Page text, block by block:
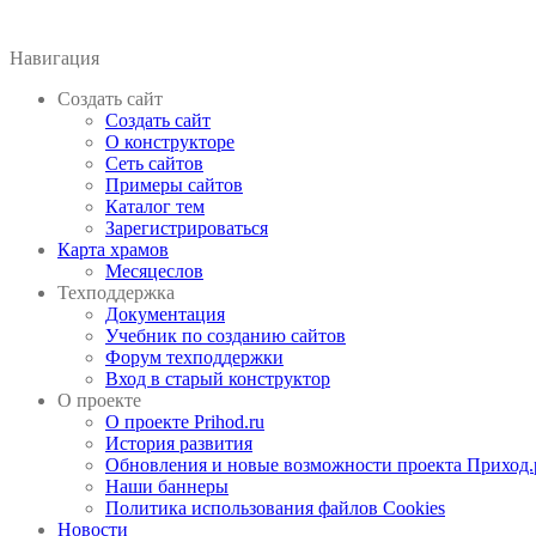
Навигация
Создать сайт
Создать сайт
О конструкторе
Сеть сайтов
Примеры сайтов
Каталог тем
Зарегистрироваться
Карта храмов
Месяцеслов
Техподдержка
Документация
Учебник по созданию сайтов
Форум техподдержки
Вход в старый конструктор
О проекте
О проекте Prihod.ru
История развития
Обновления и новые возможности проекта
Наши баннеры
Политика использования файлов Cookies
Новости